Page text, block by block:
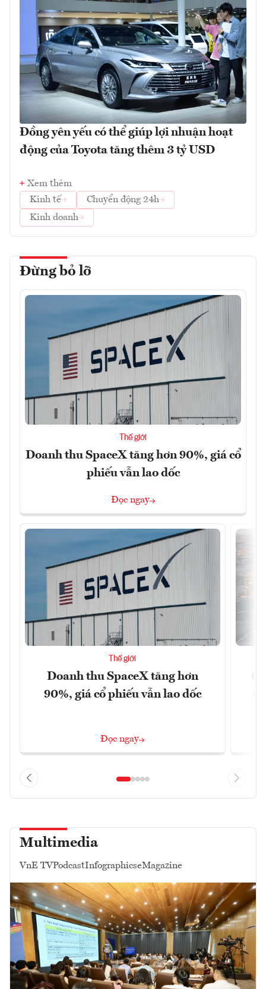
Đồng yên yếu có thể giúp lợi nhuận hoạt
động của Toyota tăng thêm 3 tỷ USD
Xem thêm
Kinh tế
Chuyển động 24h
Kinh doanh
Đừng bỏ lỡ
Thế giới
Doanh thu SpaceX tăng hơn 90%, giá cổ
phiếu vẫn lao dốc
Đọc ngay
Thế giới
Doanh thu SpaceX tăng hơn
90%, giá cổ phiếu vẫn lao dốc
Đọc ngay
Multimedia
VnE TVPodcastInfographicseMagazine